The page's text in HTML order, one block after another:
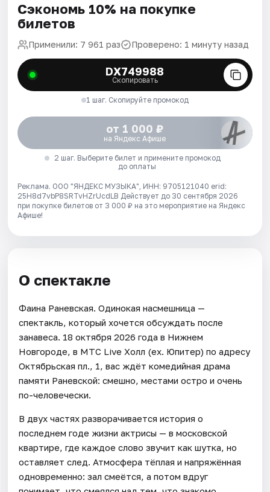
Сэкономь 10% на покупке
билетов
Применили: 7 961 раз Проверено: 1 минуту назад
DX749988
Скопировать
1 шаг. Скопируйте промокод
от 1 000 ₽
на Яндекс Афише
2 шаг. Выберите билет и примените промокод
до оплаты
Реклама. ООО "ЯНДЕКС МУЗЫКА", ИНН: 9705121040 erid:
25H8d7vbP8SRTvHZrUcdLB Действует до 30 сентября 2026
при покупке билетов от 3 000 ₽ на это мероприятие на Яндекс
Афише!
О спектакле
Фаина Раневская. Одинокая насмешница —
спектакль, который хочется обсуждать после
занавеса. 18 октября 2026 года в Нижнем
Новгороде, в МТС Live Холл (ex. Юпитер) по адресу
Октябрьская пл., 1, вас ждёт комедийная драма
памяти Раневской: смешно, местами остро и очень
по-человечески.
В двух частях разворачивается история о
последнем годе жизни актрисы — в московской
квартире, где каждое слово звучит как шутка, но
оставляет след. Атмосфера тёплая и напряжённая
одновременно: зал смеётся, а потом вдруг